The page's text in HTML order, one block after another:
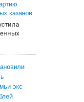
казанов
экс-